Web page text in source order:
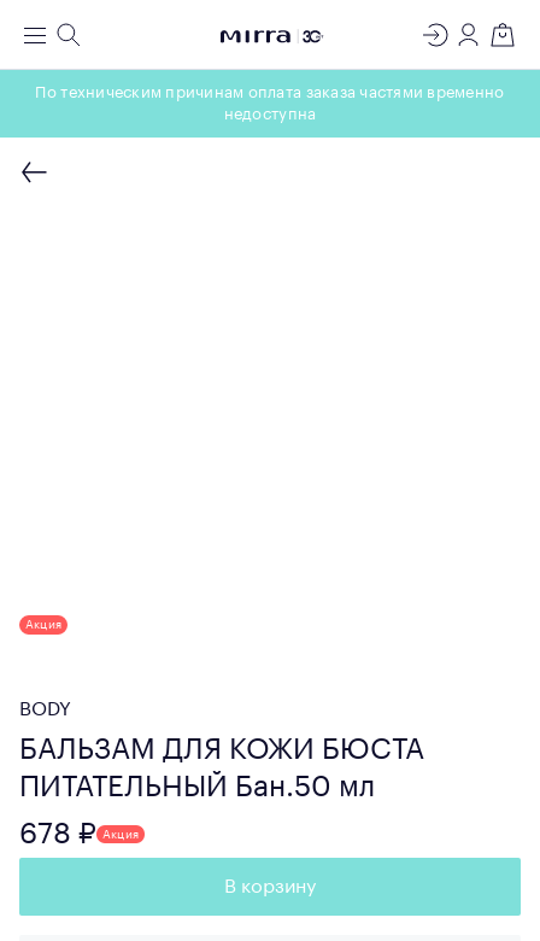
Меню Поиск
ЛАБОРАТОРИЯ
МОЛЕКУЛЯРНОЙ КОСМЕТОЛОГИИ
Регистрация
Вход
По техническим причинам оплата заказа частями временно
недоступна
Акция
BODY
БАЛЬЗАМ ДЛЯ КОЖИ БЮСТА
ПИТАТЕЛЬНЫЙ Бан.50 мл
678 ₽
Акция
В корзину